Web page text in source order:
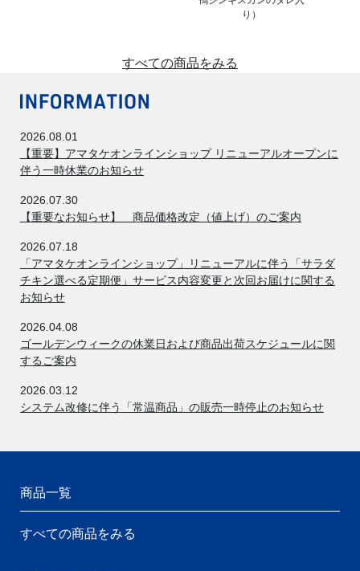
り）
すべての商品をみる
2026.08.01
【重要】アマタケオンラインショップ リニューアルオープンに
伴う一時休業のお知らせ
2026.07.30
【重要なお知らせ】 商品価格改定（値上げ）のご案内
2026.07.18
「アマタケオンラインショップ」リニューアルに伴う「サラダ
チキン選べる定期便」サービス内容変更と次回お届けに関する
お知らせ
2026.04.08
ゴールデンウィークの休業日および商品出荷スケジュールに関
するご案内
2026.03.12
システム改修に伴う「常温商品」の販売一時停止のお知らせ
商品一覧
すべての商品をみる